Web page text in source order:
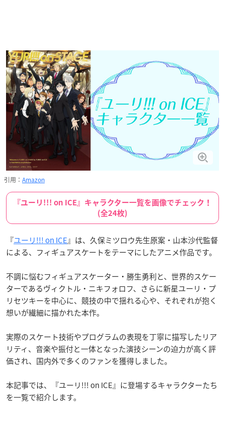
引用： Amazon
『ユーリ!!! on ICE』キャラクター一覧を画像でチェック！
(全24枚)
『ユーリ!!! on ICE』は、久保ミツロウ先生原案・山本沙代監督
による、フィギュアスケートをテーマにしたアニメ作品です。
不調に悩むフィギュアスケーター・勝生勇利と、世界的スケー
ターであるヴィクトル・ニキフォロフ、さらに新星ユーリ・プ
リセツキーを中心に、競技の中で揺れる心や、それぞれが抱く
想いが繊細に描かれた本作。
実際のスケート技術やプログラムの表現を丁寧に描写したリア
リティ、音楽や振付と一体となった演技シーンの迫力が高く評
価され、国内外で多くのファンを獲得しました。
本記事では、『ユーリ!!! on ICE』に登場するキャラクターたち
を一覧で紹介します。